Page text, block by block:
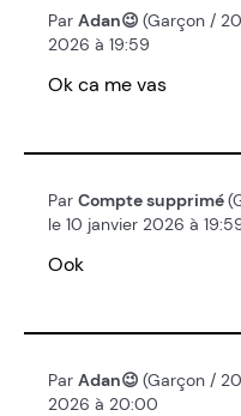
Par Adan😉 (Garçon /
2026 à 19:59
Ok ca me vas
Par Compte supprimé
le 10 janvier 2026 à
Ook
Par Adan😉 (Garçon /
2026 à 20:00